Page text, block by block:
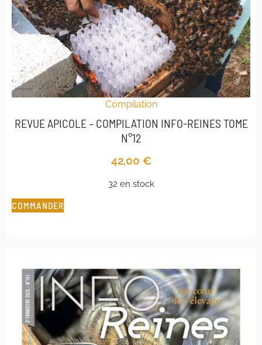
Compilation
REVUE APICOLE – COMPILATION INFO-REINES TOME
N°12
42,00 €
32 en stock
COMMANDER